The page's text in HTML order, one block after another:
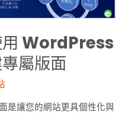
用 WordPress
屬版面
是讓您的網站更具個性化與